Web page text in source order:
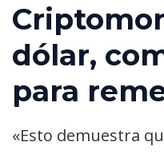
dólar,
para
«Esto demuestra